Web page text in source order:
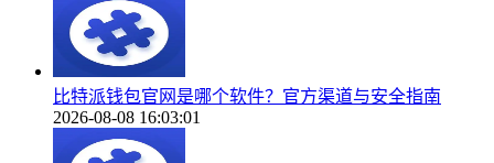
比特派钱包官网是哪个软件？官方渠道与安全指南
2026-08-08 16:03:01